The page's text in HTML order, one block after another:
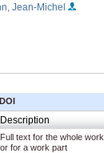
Jean-Michel
Description
Full text for the whole work,
or for a work part